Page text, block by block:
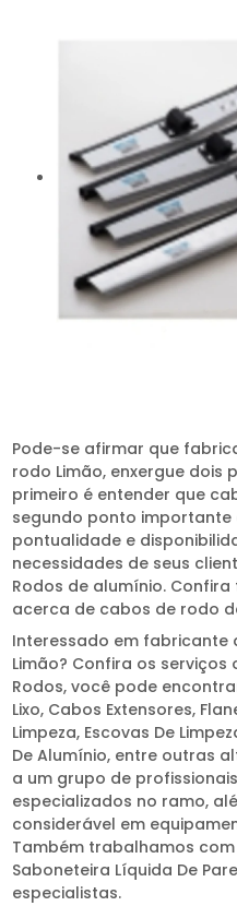
Pode-se afirmar que
rodo Limão, enxergue dois
primeiro é entender que
segundo ponto importante
pontualidade e
necessidades de seus
Rodos de alumínio.
acerca de cabos de rodo
Interessado em fabricante
Limão? Confira os
Rodos, você pode
Lixo, Cabos Extensores,
Limpeza, Escovas De
De Alumínio, entre outras
a um grupo de
especializados no ramo,
considerável em
Também trabalhamos com
Saboneteira Líquida De
especialistas.